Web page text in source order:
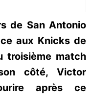
de San Antonio
aux Knicks de
troisième match
côté, Victor
après ce